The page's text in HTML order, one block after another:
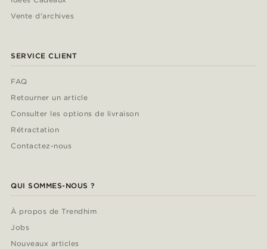
Vente d'archives
SERVICE CLIENT
FAQ
Retourner un article
Consulter les options de livraison
Rétractation
Contactez-nous
QUI SOMMES-NOUS ?
À propos de Trendhim
Jobs
Nouveaux articles